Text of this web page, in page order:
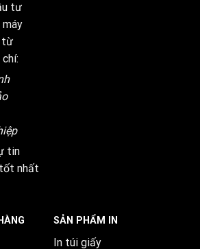
tư
máy
từ
tin
nhất
SẢN PHẨM IN
In túi giấy